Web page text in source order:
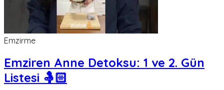
Emzirme
Emziren Anne Detoksu: 1 ve 2. Gün
Listesi 🤱🏻